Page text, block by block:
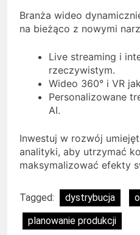
Branża wideo
na bieżąco z nowymi
Live streaming i
rzeczywistym.
Wideo 360° i VR
Personalizowane
AI.
Inwestuj w rozwój
analityki, aby utrzymać
maksymalizować efekty
Tagged: dystrybucja
planowanie produkcji